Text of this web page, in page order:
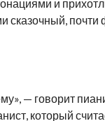
и
почти
— говорит
который